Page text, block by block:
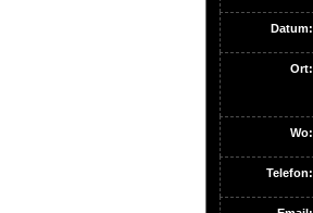
Datum:
Ort:
Wo:
Telefon: